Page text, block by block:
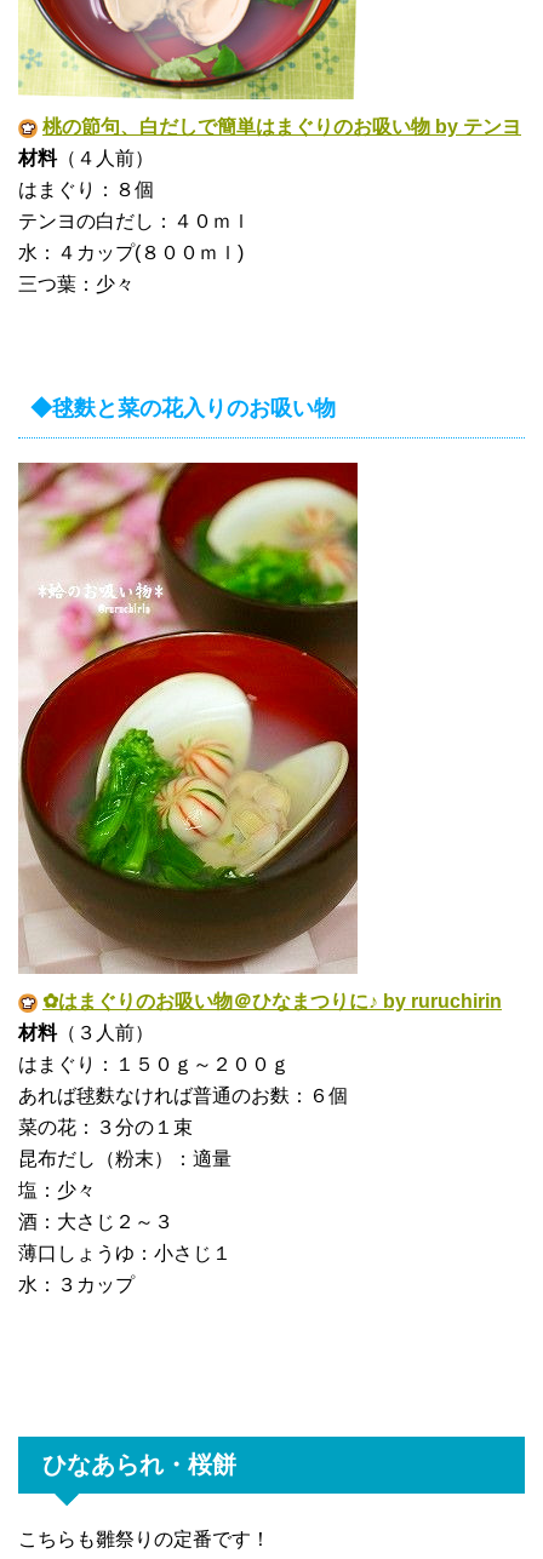
桃の節句、白だしで簡単はまぐりのお吸い物 by テンヨ
材料（４人前）
はまぐり：８個
テンヨの白だし：４０ｍｌ
水：４カップ(８００ｍｌ)
三つ葉：少々
◆毬麩と菜の花入りのお吸い物
✿はまぐりのお吸い物＠ひなまつりに♪ by ruruchirin
材料（３人前）
はまぐり：１５０ｇ～２００ｇ
あれば毬麩なければ普通のお麩：６個
菜の花：３分の１束
昆布だし（粉末）：適量
塩：少々
酒：大さじ２～３
薄口しょうゆ：小さじ１
水：３カップ
ひなあられ・桜餅
こちらも雛祭りの定番です！